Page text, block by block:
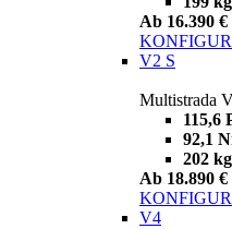
Ab 16.390 €
V2 S
Multistrada
115,6
92,1
202 kg
Ab 18.890 €
V4